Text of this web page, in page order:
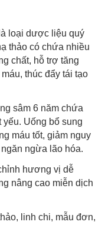
loại dược liệu quý
thảo có chứa nhiều
chất, hỗ trợ tăng
thúc đẩy tái tạo
sâm 6 năm chứa
yếu. Uống bổ sung
máu tốt, giảm nguy
ngừa lão hóa.
hương vị dễ
nâng cao miễn dịch
linh chi, mẫu đơn,